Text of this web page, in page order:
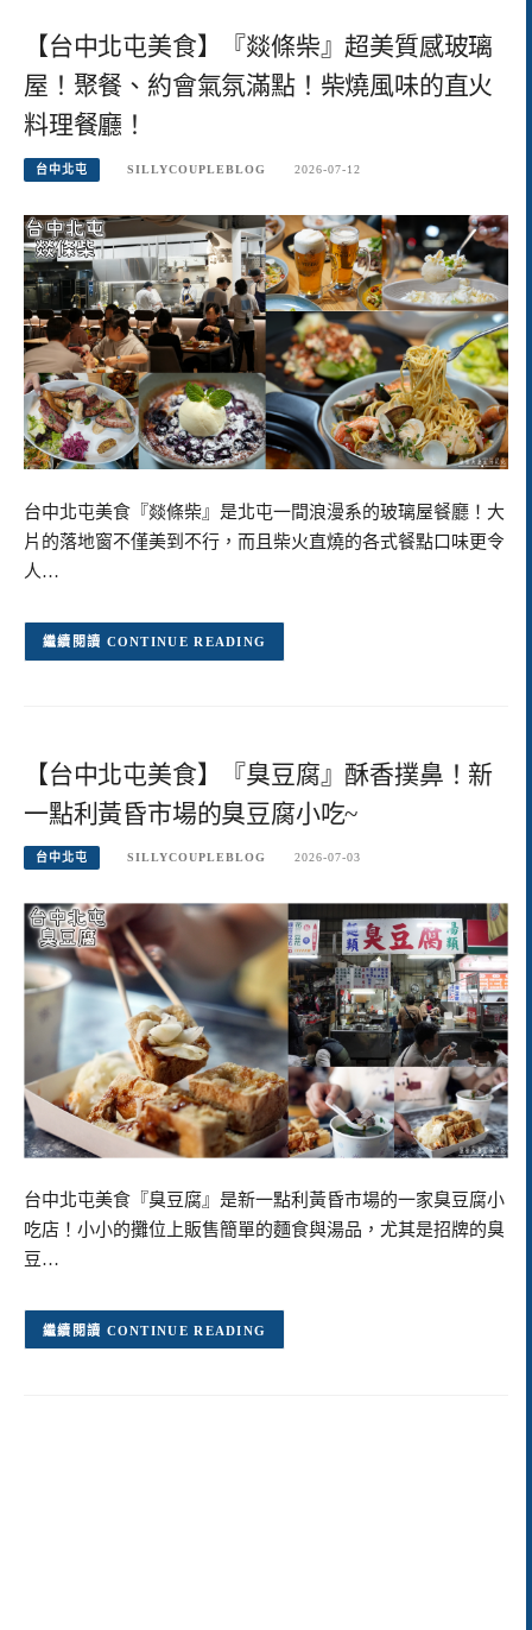
【台中北屯美食】『燚條柴』超美質感玻璃
屋！聚餐、約會氣氛滿點！柴燒風味的直火
料理餐廳！
台中北屯 SILLYCOUPLEBLOG 2026-07-12
台中北屯美食『燚條柴』是北屯一間浪漫系的玻璃屋餐廳！大
片的落地窗不僅美到不行，而且柴火直燒的各式餐點口味更令
人…
CONTINUE READING
【台中北屯美食】『臭豆腐』酥香撲鼻！新
一點利黃昏市場的臭豆腐小吃~
台中北屯 SILLYCOUPLEBLOG 2026-07-03
台中北屯美食『臭豆腐』是新一點利黃昏市場的一家臭豆腐小
吃店！小小的攤位上販售簡單的麵食與湯品，尤其是招牌的臭
豆…
CONTINUE READING